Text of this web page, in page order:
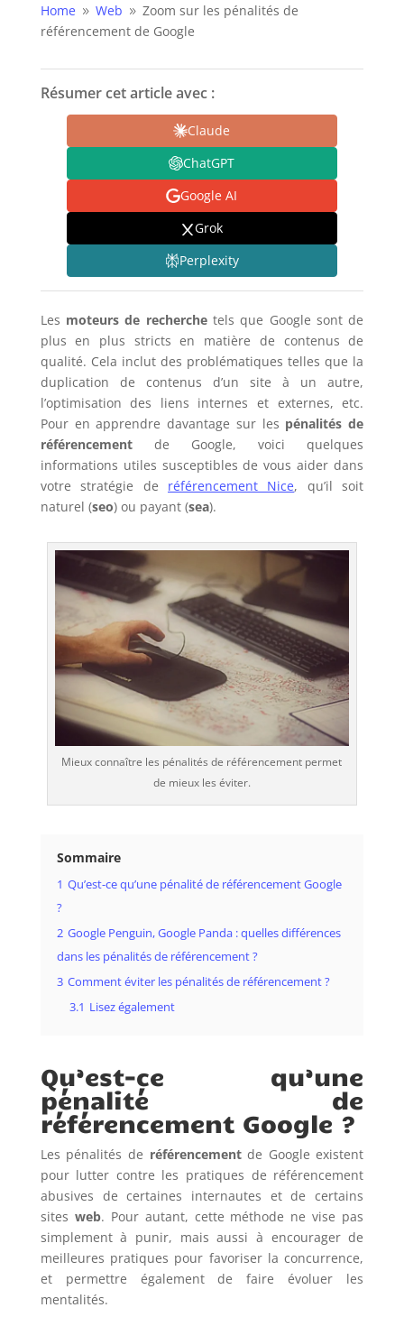
Home 9 Web 9 Zoom sur les pénalités de
référencement de Google
Résumer cet article avec :
Claude
ChatGPT
Google AI
Grok
Perplexity
Les moteurs de recherchetels que Google sont de
plus en plus stricts en matière de contenus de
qualité. Cela inclut des problématiques telles que la
duplication de contenus d’un site à un autre,
l’optimisation des liens internes et externes, etc.
Pour en apprendre davantage sur les pénalités de
référencementde Google, voici quelques
informations utiles susceptibles de vous aider dans
votre stratégie de référencement Nice, qu’il soit
naturel (seo) ou payant (sea).
Mieux connaître les pénalités de référencement permet
de mieux les éviter.
Sommaire
1 Qu’est-ce qu’une pénalité de référencement Google
?
2 Google Penguin, Google Panda : quelles différences
dans les pénalités de référencement ?
3 Comment éviter les pénalités de référencement ?
3.1 Lisez également
Qu’est-ce qu’une
pénalité de
référencement Google ?
Les pénalités de référencementde Google existent
pour lutter contre les pratiques de référencement
abusives de certaines internautes et de certains
sites web. Pour autant, cette méthode ne vise pas
simplement à punir, mais aussi à encourager de
meilleures pratiques pour favoriser la concurrence,
et permettre également de faire évoluer les
mentalités.